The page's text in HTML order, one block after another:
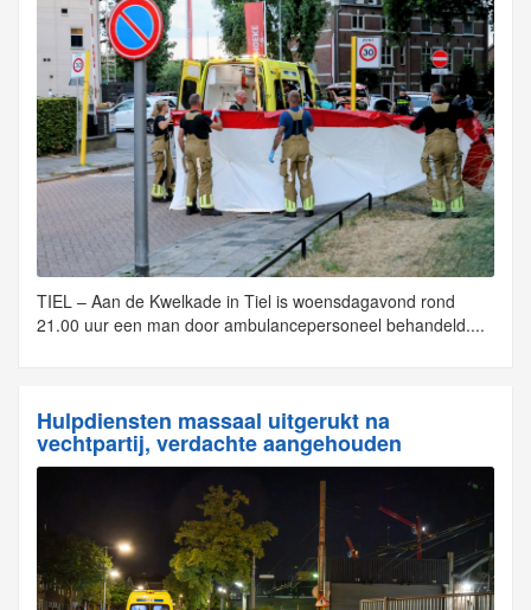
TIEL – Aan de Kwelkade in Tiel is woensdagavond rond
21.00 uur een man door ambulancepersoneel behandeld....
Hulpdiensten massaal uitgerukt na
vechtpartij, verdachte aangehouden